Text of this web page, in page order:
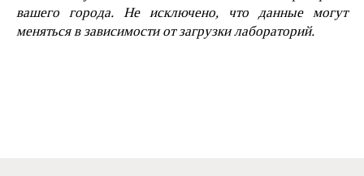
вашего города. Не исключено, что данные могут
меняться в зависимости от загрузки лабораторий.